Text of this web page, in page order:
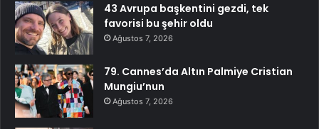
43 Avrupa başkentini gezdi, tek
favorisi bu şehir oldu
Ağustos 7, 2026
79. Cannes’da Altın Palmiye Cristian
Mungiu’nun
Ağustos 7, 2026